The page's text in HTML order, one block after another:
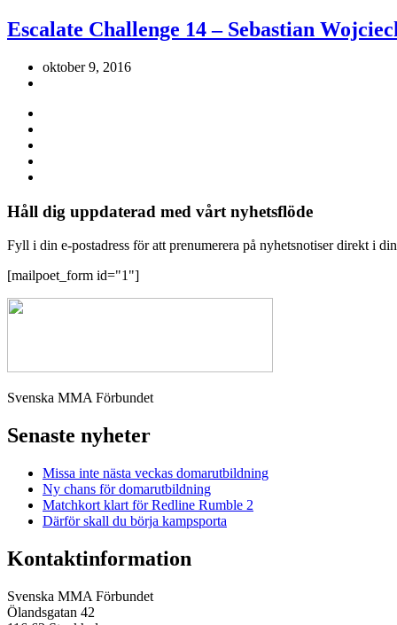
Escalate Challenge 14 – Sebastian
oktober 9, 2016
Håll dig uppdaterad med vårt nyhetsflöde
Fyll i din e-postadress för att prenumerera på nyhetsnotiser direkt i
[mailpoet_form id="1"]
Svenska MMA Förbundet
Senaste nyheter
Missa inte nästa veckas domarutbildning
Ny chans för domarutbildning
Matchkort klart för Redline Rumble 2
Därför skall du börja kampsporta
Kontaktinformation
Svenska MMA Förbundet
Ölandsgatan 42